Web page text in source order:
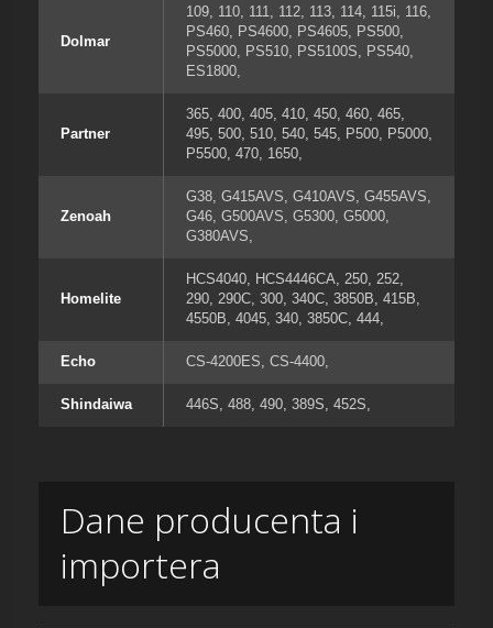
Dolmar
109, 110, 111, 112, 113, 114, 115i, 116,
PS460, PS4600, PS4605, PS500,
PS5000, PS510, PS5100S, PS540,
ES1800,
Partner
365, 400, 405, 410, 450, 460, 465,
495, 500, 510, 540, 545, P500, P5000,
P5500, 470, 1650,
Zenoah
G38, G415AVS, G410AVS, G455AVS,
G46, G500AVS, G5300, G5000,
G380AVS,
Homelite
HCS4040, HCS4446CA, 250, 252,
290, 290C, 300, 340C, 3850B, 415B,
4550B, 4045, 340, 3850C, 444,
Echo CS-4200ES, CS-4400,
Shindaiwa 446S, 488, 490, 389S, 452S,
Dane producenta i
importera